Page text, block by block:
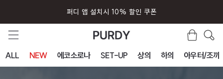
퍼디 앱 설치시 10% 할인 쿠폰
ALL NEW 에코소로나 SET-UP 상의 하의 아우터/조끼